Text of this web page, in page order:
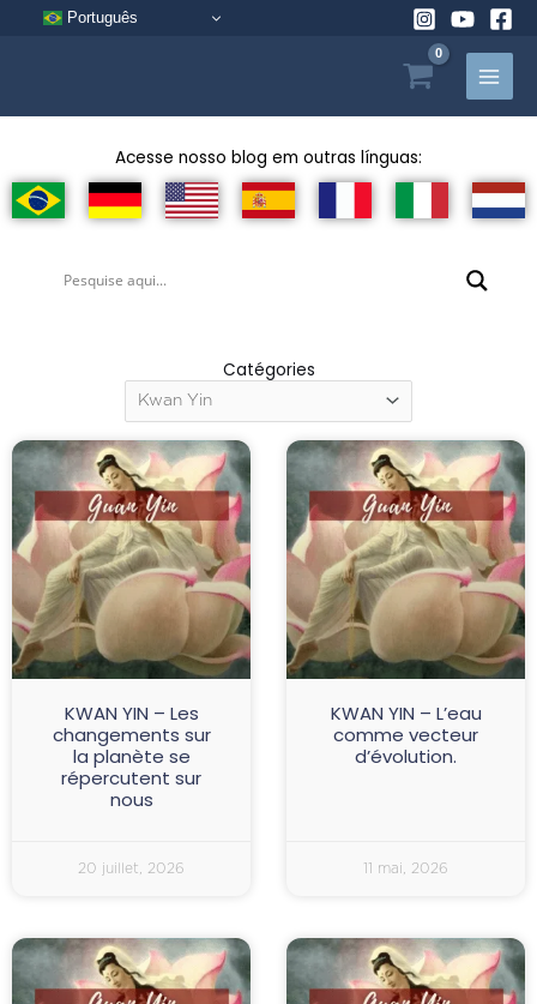
Português
Acesse nosso blog em outras línguas:
Catégories
KWAN YIN – Les
changements sur
la planète se
répercutent sur
nous
20 juillet, 2026
KWAN YIN – L’eau
comme vecteur
d’évolution.
11 mai, 2026
PagePage